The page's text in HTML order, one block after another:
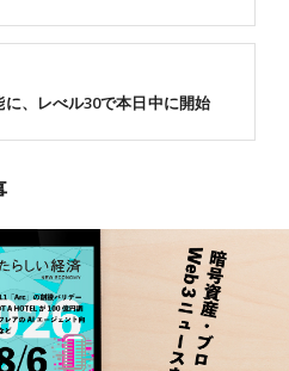
、レべル30で本日中に開始